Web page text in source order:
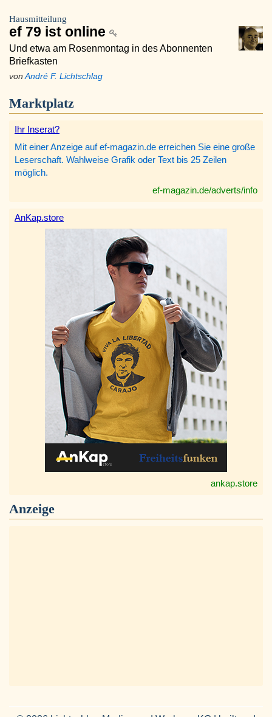
Hausmitteilung
ef 79 ist online
Und etwa am Rosenmontag in des Abonnenten
Briefkasten
von André F. Lichtschlag
Marktplatz
Ihr Inserat?
Mit einer Anzeige auf ef-magazin.de erreichen Sie eine große
Leserschaft. Wahlweise Grafik oder Text bis 25 Zeilen
möglich.
ef-magazin.de/adverts/info
AnKap.store
ankap.store
Anzeige